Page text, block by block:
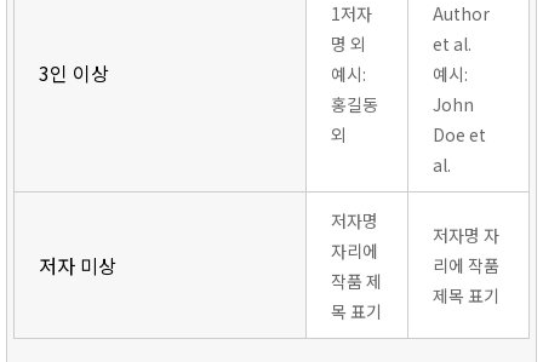
3인 이상
1저자
명 외
예시:
홍길동
외
Author
et al.
예시:
John
Doe et
al.
저자 미상
저자명
자리에
작품 제
목 표기
저자명 자
리에 작품
제목 표기